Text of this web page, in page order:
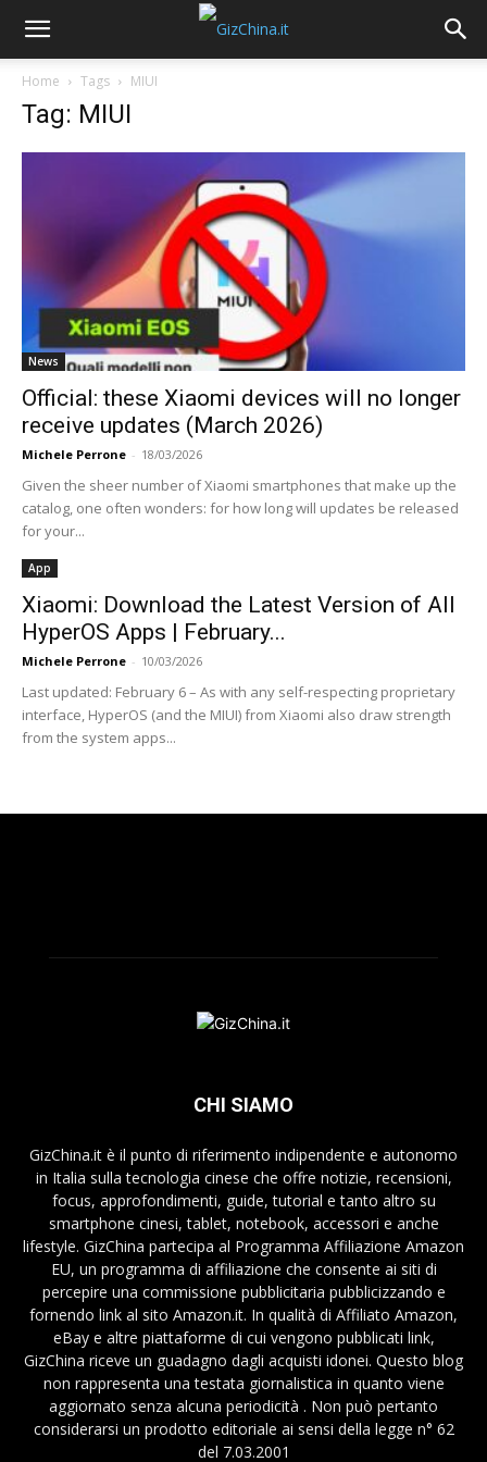
Home Tags MIUI
Tag: MIUI
News
Official: these Xiaomi devices will no longer
receive updates (March 2026)
Michele Perrone - 18/03/2026
Given the sheer number of Xiaomi smartphones that make up the
catalog, one often wonders: for how long will updates be released
for your...
App
Xiaomi: Download the Latest Version of All
HyperOS Apps | February...
Michele Perrone - 10/03/2026
Last updated: February 6 – As with any self-respecting proprietary
interface, HyperOS (and the MIUI) from Xiaomi also draw strength
from the system apps...
CHI SIAMO
GizChina.it è il punto di riferimento indipendente e autonomo
in Italia sulla tecnologia cinese che offre notizie, recensioni,
focus, approfondimenti, guide, tutorial e tanto altro su
smartphone cinesi, tablet, notebook, accessori e anche
lifestyle. GizChina partecipa al Programma Affiliazione Amazon
EU, un programma di affiliazione che consente ai siti di
percepire una commissione pubblicitaria pubblicizzando e
fornendo link al sito Amazon.it. In qualità di Affiliato Amazon,
eBay e altre piattaforme di cui vengono pubblicati link,
GizChina riceve un guadagno dagli acquisti idonei. Questo blog
non rappresenta una testata giornalistica in quanto viene
aggiornato senza alcuna periodicità . Non può pertanto
considerarsi un prodotto editoriale ai sensi della legge n° 62
del 7.03.2001